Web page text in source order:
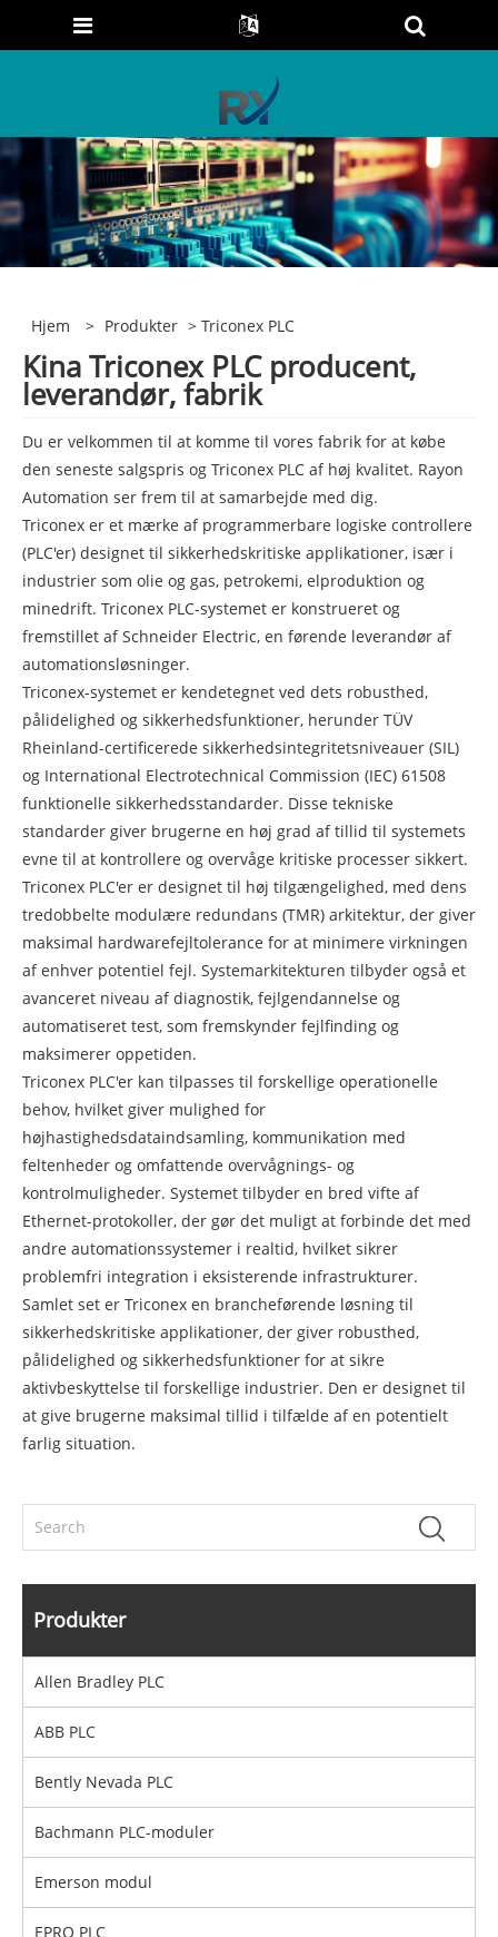
Hjem > Produkter > Triconex PLC
Kina Triconex PLC producent,
leverandør, fabrik
Du er velkommen til at komme til vores fabrik for at købe
den seneste salgspris og Triconex PLC af høj kvalitet. Rayon
Automation ser frem til at samarbejde med dig.
Triconex er et mærke af programmerbare logiske controllere
(PLC'er) designet til sikkerhedskritiske applikationer, især i
industrier som olie og gas, petrokemi, elproduktion og
minedrift. Triconex PLC-systemet er konstrueret og
fremstillet af Schneider Electric, en førende leverandør af
automationsløsninger.
Triconex-systemet er kendetegnet ved dets robusthed,
pålidelighed og sikkerhedsfunktioner, herunder TÜV
Rheinland-certificerede sikkerhedsintegritetsniveauer (SIL)
og International Electrotechnical Commission (IEC) 61508
funktionelle sikkerhedsstandarder. Disse tekniske
standarder giver brugerne en høj grad af tillid til systemets
evne til at kontrollere og overvåge kritiske processer sikkert.
Triconex PLC'er er designet til høj tilgængelighed, med dens
tredobbelte modulære redundans (TMR) arkitektur, der giver
maksimal hardwarefejltolerance for at minimere virkningen
af ​​enhver potentiel fejl. Systemarkitekturen tilbyder også et
avanceret niveau af diagnostik, fejlgendannelse og
automatiseret test, som fremskynder fejlfinding og
maksimerer oppetiden.
Triconex PLC'er kan tilpasses til forskellige operationelle
behov, hvilket giver mulighed for
højhastighedsdataindsamling, kommunikation med
feltenheder og omfattende overvågnings- og
kontrolmuligheder. Systemet tilbyder en bred vifte af
Ethernet-protokoller, der gør det muligt at forbinde det med
andre automationssystemer i realtid, hvilket sikrer
problemfri integration i eksisterende infrastrukturer.
Samlet set er Triconex en brancheførende løsning til
sikkerhedskritiske applikationer, der giver robusthed,
pålidelighed og sikkerhedsfunktioner for at sikre
aktivbeskyttelse til forskellige industrier. Den er designet til
at give brugerne maksimal tillid i tilfælde af en potentielt
farlig situation.
Produkter
Allen Bradley PLC
ABB PLC
Bently Nevada PLC
Bachmann PLC-moduler
Emerson modul
EPRO PLC